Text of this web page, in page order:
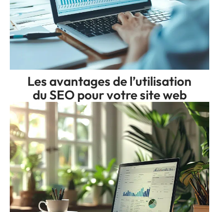
Les avantages de l’utilisation
du SEO pour votre site web